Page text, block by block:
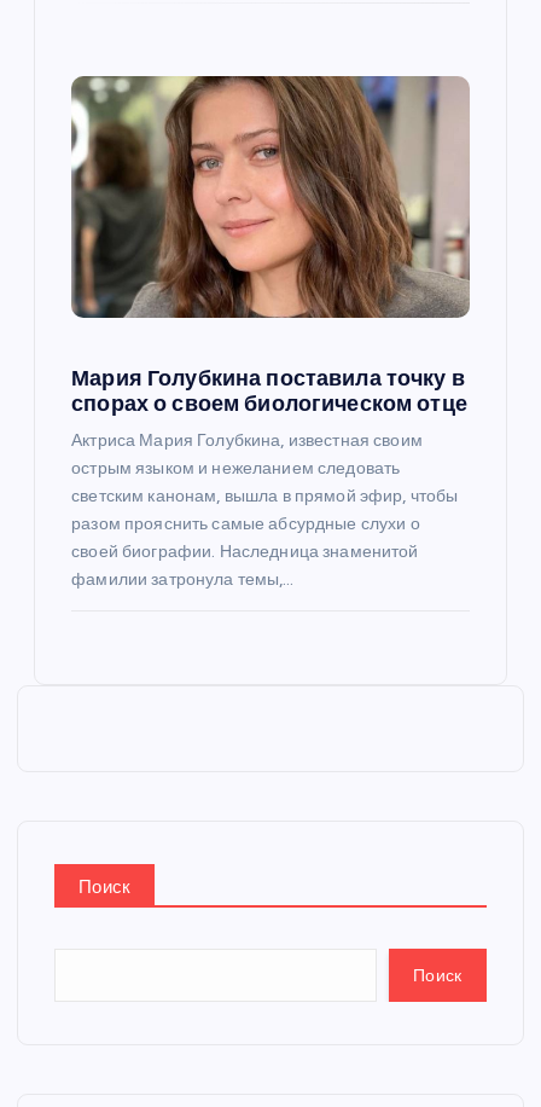
Мария Голубкина поставила точку в
спорах о своем биологическом отце
Актриса Мария Голубкина, известная своим
острым языком и нежеланием следовать
светским канонам, вышла в прямой эфир, чтобы
разом прояснить самые абсурдные слухи о
своей биографии. Наследница знаменитой
фамилии затронула темы,…
Поиск
Поиск